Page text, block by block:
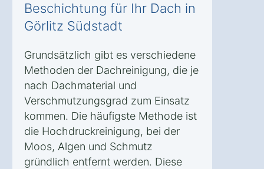
Beschichtung für Ihr Dach in
Görlitz Südstadt
Grundsätzlich gibt es verschiedene
Methoden der Dachreinigung, die je
nach Dachmaterial und
Verschmutzungsgrad zum Einsatz
kommen. Die häufigste Methode ist
die Hochdruckreinigung, bei der
Moos, Algen und Schmutz
gründlich entfernt werden. Diese